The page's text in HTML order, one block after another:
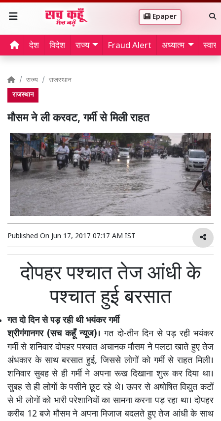
Epaper
देश विदेश राज्य Fraud Alert अध्यात्म
राज्य राजस्थान
राजस्थान
मौसम ने ली करवट, गर्मी से मिली राहत
Published On Jun 17, 2017 07:17 AM IST
दोपहर पश्चात तेज आंधी के
पश्चात हुई बरसात
गत दो दिन से पड़ रही थी भयंकर गर्मी
श्रीगंगानगर (सच कहूँ न्यूज)। गत दो-तीन दिन से पड़ रही भयंकर
गर्मी से शनिवार दोपहर पश्चात अचानक मौसम ने पलटा खाते हुए तेज
अंधकार के साथ बरसात हुई, जिससे लोगों को गर्मी से राहत मिली।
शनिवार सुबह से ही गर्मी ने अपना रूख दिखाना शुरू कर दिया था।
सुबह से ही लोगों के पसीने छूट रहे थे। ऊपर से अषोषित विद्युत कटों
से भी लोगों को भारी परेशानियों का सामना करना पड़ रहा था। दोपहर
करीब 12 बजे मौसम ने अपना मिजाज बदलते हुए तेज आंधी के साथ